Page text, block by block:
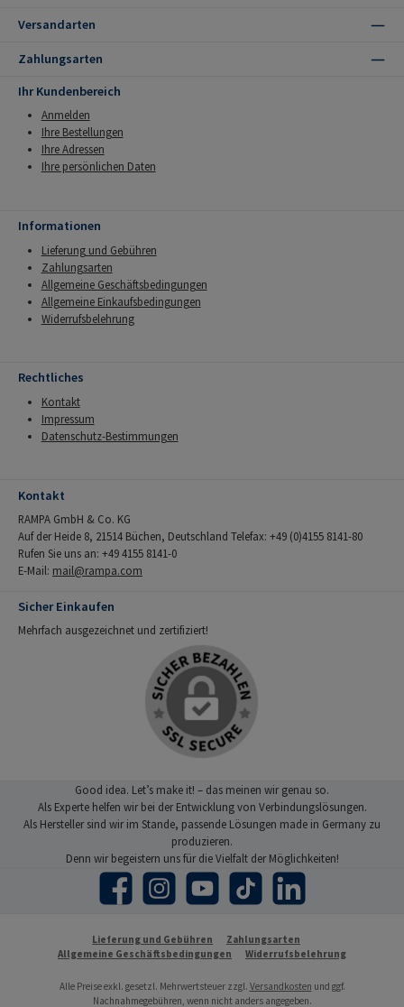
Versandarten
Zahlungsarten
Ihr Kundenbereich
Anmelden
Ihre Bestellungen
Ihre Adressen
Ihre persönlichen Daten
Informationen
Lieferung und Gebühren
Zahlungsarten
Allgemeine Geschäftsbedingungen
Allgemeine Einkaufsbedingungen
Widerrufsbelehrung
Rechtliches
Kontakt
Impressum
Datenschutz-Bestimmungen
Kontakt
RAMPA GmbH & Co. KG
Auf der Heide 8, 21514 Büchen, Deutschland Telefax: +49 (0)4155 8141-80
Rufen Sie uns an: +49 4155 8141-0
E-Mail: mail@rampa.com
Sicher Einkaufen
Mehrfach ausgezeichnet und zertifiziert!
Good idea. Let’s make it! – das meinen wir genau so.
Als Experte helfen wir bei der Entwicklung von Verbindungslösungen.
Als Hersteller sind wir im Stande, passende Lösungen made in Germany zu
produzieren.
Denn wir begeistern uns für die Vielfalt der Möglichkeiten!
Facebook Instagram YouTube TikTok LinkedIn
Lieferung und Gebühren
Zahlungsarten
Allgemeine Geschäftsbedingungen
Widerrufsbelehrung
Alle Preise exkl. gesetzl. Mehrwertsteuer zzgl. Versandkosten und ggf.
Nachnahmegebühren, wenn nicht anders angegeben.